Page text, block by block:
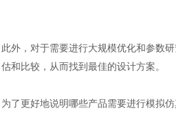
此外，对于需要进行大规模优化和参数
估和比较，从而找到最佳的设计方案。
为了更好地说明哪些产品需要进行模拟